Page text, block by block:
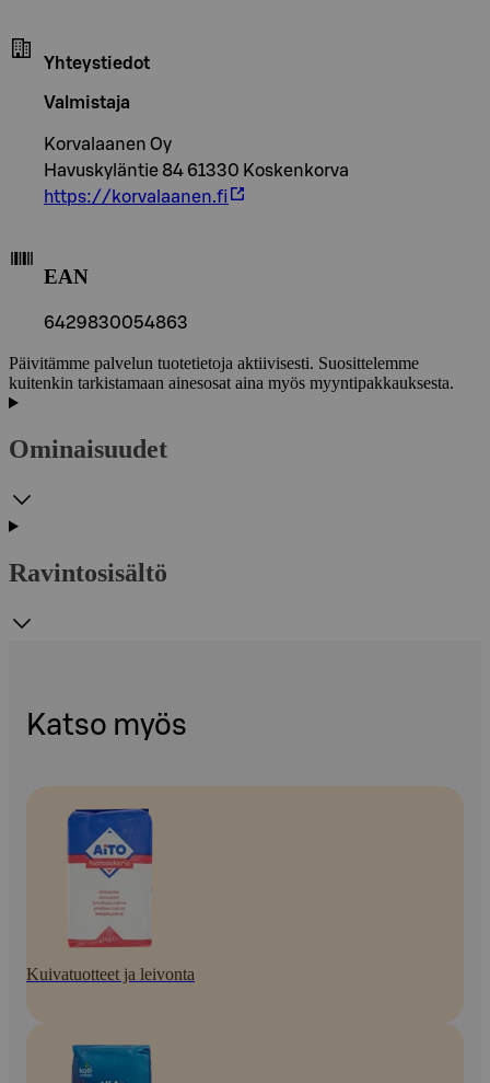
Yhteystiedot
Valmistaja
Korvalaanen Oy
Havuskyläntie 84 61330 Koskenkorva
https://korvalaanen.fi
EAN
6429830054863
Päivitämme palvelun tuotetietoja aktiivisesti. Suosittelemme
kuitenkin tarkistamaan ainesosat aina myös myyntipakkauksesta.
Ominaisuudet
Ravintosisältö
Katso myös
Kuivatuotteet ja leivonta